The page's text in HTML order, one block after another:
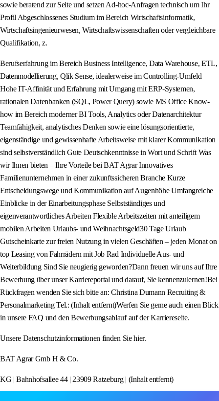
sowie beratend zur Seite und setzen Ad-hoc-Anfragen technisch um Ihr
Profil Abgeschlossenes Studium im Bereich Wirtschaftsinformatik,
Wirtschaftsingenieurwesen, Wirtschaftswissenschaften oder vergleichbare
Qualifikation, z.
Berufserfahrung im Bereich Business Intelligence, Data Warehouse, ETL,
Datenmodellierung, Qlik Sense, idealerweise im Controlling-Umfeld
Hohe IT-Affinität und Erfahrung mit Umgang mit ERP-Systemen,
rationalen Datenbanken (SQL, Power Query) sowie MS Office Know-
how im Bereich moderner BI Tools, Analytics oder Datenarchitektur
Teamfähigkeit, analytisches Denken sowie eine lösungsorientierte,
eigenständige und gewissenhafte Arbeitsweise mit klarer Kommunikation
sind selbstverständlich Gute Deutschkenntnisse in Wort und Schrift Was
wir Ihnen bieten – Ihre Vorteile bei BAT Agrar Innovatives
Familienunternehmen in einer zukunftssicheren Branche Kurze
Entscheidungswege und Kommunikation auf Augenhöhe Umfangreiche
Einblicke in der Einarbeitungsphase Selbstständiges und
eigenverantwortliches Arbeiten Flexible Arbeitszeiten mit anteiligem
mobilen Arbeiten Urlaubs- und Weihnachtsgeld30 Tage Urlaub
Gutscheinkarte zur freien Nutzung in vielen Geschäften – jeden Monat on
top Leasing von Fahrrädern mit Job Rad Individuelle Aus- und
Weiterbildung Sind Sie neugierig geworden?Dann freuen wir uns auf Ihre
Bewerbung über unser Karriereportal und darauf, Sie kennenzulernen!Bei
Rückfragen wenden Sie sich bitte an: Christina Dumann Recruiting &
Personalmarketing Tel.: (Inhalt entfernt)Werfen Sie gerne auch einen Blick
in unsere FAQ und den Bewerbungsablauf auf der Karriereseite.
Unsere Datenschutzinformationen finden Sie hier.
BAT Agrar Gmb H & Co.
KG | Bahnhofsallee 44 | 23909 Ratzeburg | (Inhalt entfernt)